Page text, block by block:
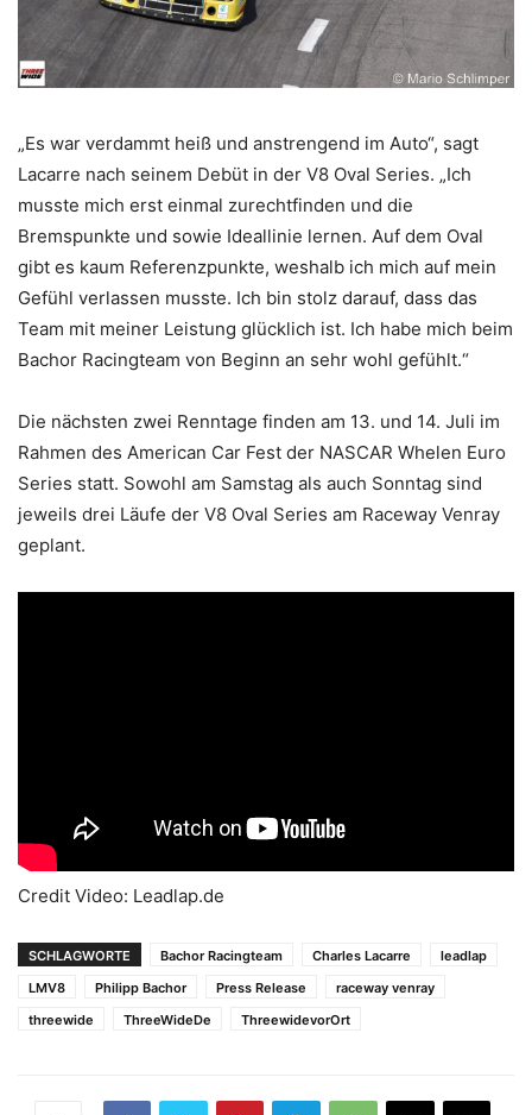
„Es war verdammt heiß und anstrengend im Auto“, sagt
Lacarre nach seinem Debüt in der V8 Oval Series. „Ich
musste mich erst einmal zurechtfinden und die
Bremspunkte und sowie Ideallinie lernen. Auf dem Oval
gibt es kaum Referenzpunkte, weshalb ich mich auf mein
Gefühl verlassen musste. Ich bin stolz darauf, dass das
Team mit meiner Leistung glücklich ist. Ich habe mich beim
Bachor Racingteam von Beginn an sehr wohl gefühlt.“
Die nächsten zwei Renntage finden am 13. und 14. Juli im
Rahmen des American Car Fest der NASCAR Whelen Euro
Series statt. Sowohl am Samstag als auch Sonntag sind
jeweils drei Läufe der V8 Oval Series am Raceway Venray
geplant.
Credit Video: Leadlap.de
SCHLAGWORTE Bachor Racingteam Charles Lacarre
leadlap
LMV8
Philipp Bachor Press Release
raceway venray
threewide
ThreeWideDe ThreewidevorOrt